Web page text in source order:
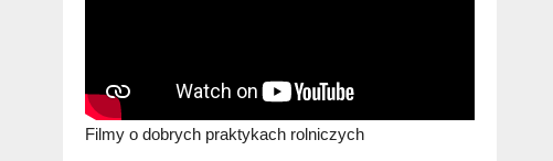
Filmy o dobrych praktykach rolniczych